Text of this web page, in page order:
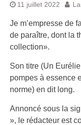
11 juillet 2022
Je m’empresse de
de paraître, dont la
collection».
Son titre (Un
pompes à essence
norme) en dit long.
Annoncé sous la
», le rédacteur est